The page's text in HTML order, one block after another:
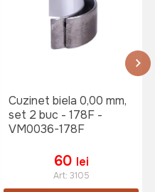
Cuzinet biela 0,00 mm,
set 2 buc - 178F -
VM0036-178F
60 lei
Art: 3105